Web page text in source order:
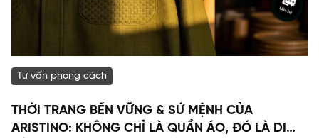
Tư vấn phong cách
THỜI TRANG BỀN VỮNG & SỨ MỆNH CỦA
ARISTINO: KHÔNG CHỈ LÀ QUẦN ÁO, ĐÓ LÀ DI